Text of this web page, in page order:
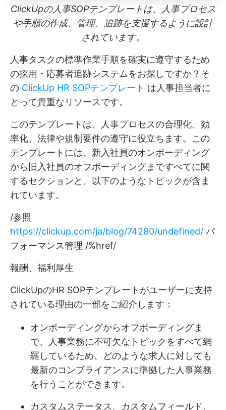
ClickUpの人事SOPテンプレートは、人事プロセス
や手順の作成、管理、追跡を支援するように設計
されています。
人事タスクの標準作業手順を確実に遵守するため
の採用・応募者追跡システムをお探しですか？そ
の ClickUp HR SOPテンプレート は人事担当者に
とって貴重なリソースです。
このテンプレートは、人事プロセスの合理化、効
率化、法律や規制要件の遵守に役立ちます。この
テンプレートには、新入社員のオンボーディング
から旧入社員のオフボーディングまですべてに関
するセクションと、以下のようなトピックが含ま
れています。
/参照
https://clickup.com/ja/blog/74280/undefined/ パ
フォーマンス管理 /%href/
報酬、福利厚生
ClickUpのHR SOPテンプレートがユーザーに支持
されている理由の一部をご紹介します：
オンボーディングからオフボーディングま
で、人事業務に不可欠なトピックをすべて網
羅しているため、どのような求人に対しても
最新のコンプライアンスに準拠した人事業務
を行うことができます。
カスタムステータス、カスタムフィールド、